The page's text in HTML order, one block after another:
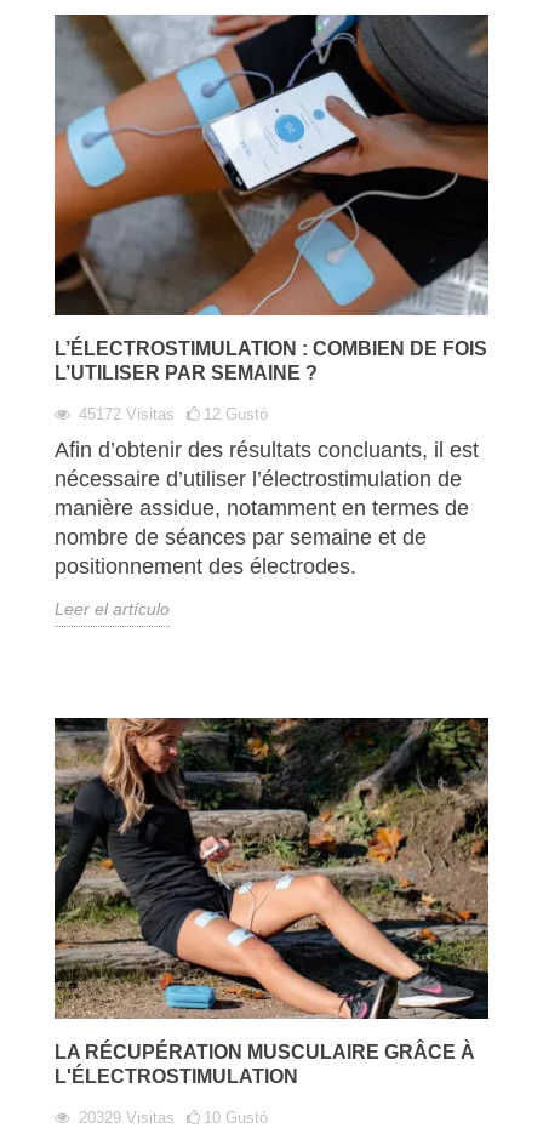
L’ÉLECTROSTIMULATION : COMBIEN DE FOIS
L’UTILISER PAR SEMAINE ?
45172 Visitas 12 Gustó
Afin d’obtenir des résultats concluants, il est
nécessaire d’utiliser l’électrostimulation de
manière assidue, notamment en termes de
nombre de séances par semaine et de
positionnement des électrodes.
Leer el artículo
LA RÉCUPÉRATION MUSCULAIRE GRÂCE À
L'ÉLECTROSTIMULATION
20329 Visitas 10 Gustó